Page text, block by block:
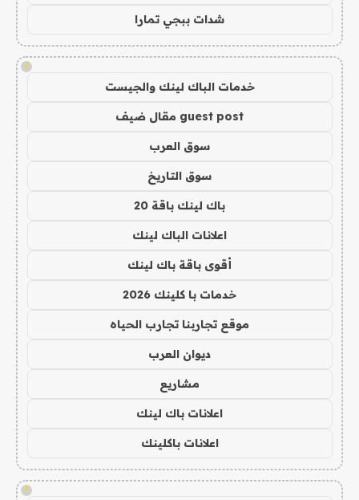
شدات ببجي تمارا
!
خدمات الباك لينك والجيست
guest post مقال ضيف
سوق العرب
سوق التاريخ
باك لينك باقة 20
اعلانات الباك لينك
أقوى باقة باك لينك
خدمات با كلينك 2026
موقع تجاربنا تجارب الحياه
ديوان العرب
مشاريع
اعلانات باك لينك
اعلانات باكلينك
!